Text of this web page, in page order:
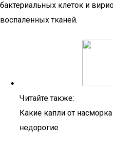
бактериальных клеток и
воспаленных тканей.
Читайте также:
Какие капли от
недорогие